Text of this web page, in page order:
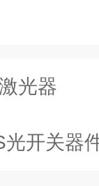
光器
光开关器